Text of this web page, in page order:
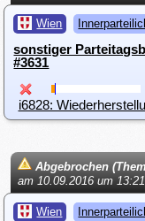
Wien
sonstiger
#3631
i6828:
Abgebrochen
am 10.09.2016 um
Wien